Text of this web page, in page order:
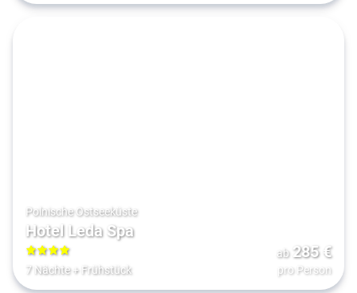
Polnische Ostseeküste
Hotel Leda Spa
4
7 Nächte+ Frühstück
ab 285€
pro Person